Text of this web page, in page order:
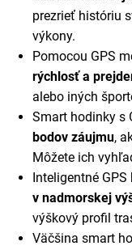
prezrieť históriu
výkony.
Pomocou GPS
rýchlosť a
alebo iných
Smart hodinky s
bodov záujmu,
Môžete ich
Inteligentné
v nadmorskej
výškový profil
Väčšina smart